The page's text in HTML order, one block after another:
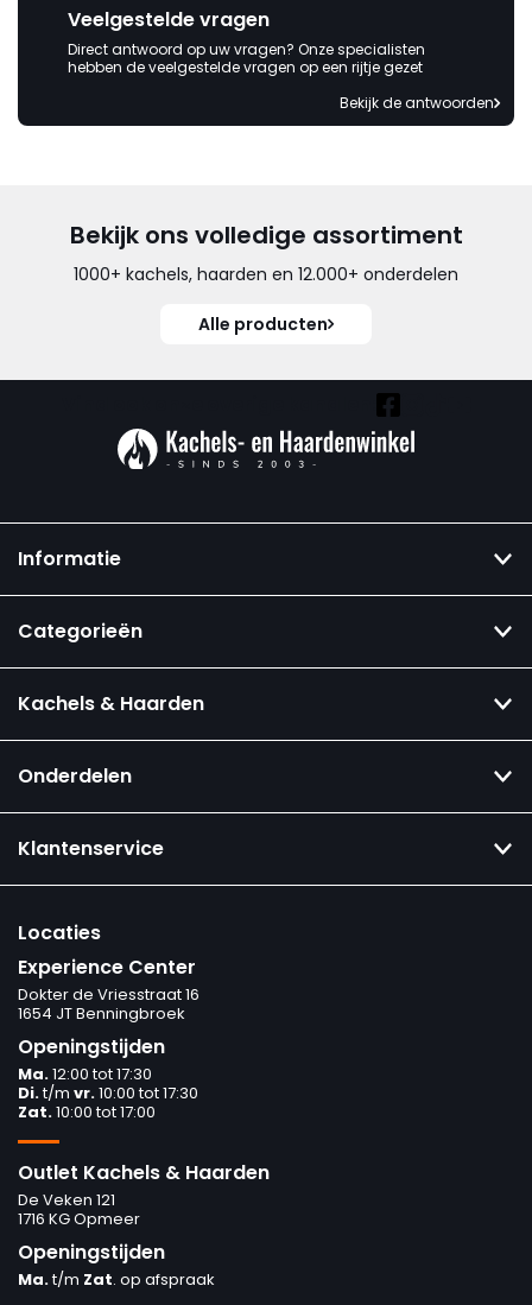
Veelgestelde vragen
Direct antwoord op uw vragen? Onze specialisten
hebben de veelgestelde vragen op een rijtje gezet
Bekijk de antwoorden
Bekijk ons volledige assortiment
1000+ kachels, haarden en 12.000+ onderdelen
Alle producten
Informatie
Categorieën
Kachels & Haarden
Onderdelen
Klantenservice
Locaties
Experience Center
Dokter de Vriesstraat 16
1654 JT Benningbroek
Openingstijden
Ma.12:00 tot 17:30
Di.t/m vr.10:00 tot 17:30
Zat.10:00 tot 17:00
Outlet Kachels & Haarden
De Veken 121
1716 KG Opmeer
Openingstijden
Ma.t/m Zat. op afspraak